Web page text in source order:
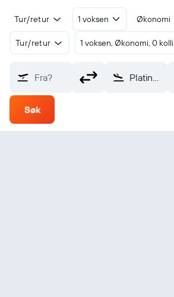
Tur/retur 1 voksen Økonomi
Tur/retur 1 voksen, Økonomi, 0 kolli
Fra? Platinum (PTU)
Søk